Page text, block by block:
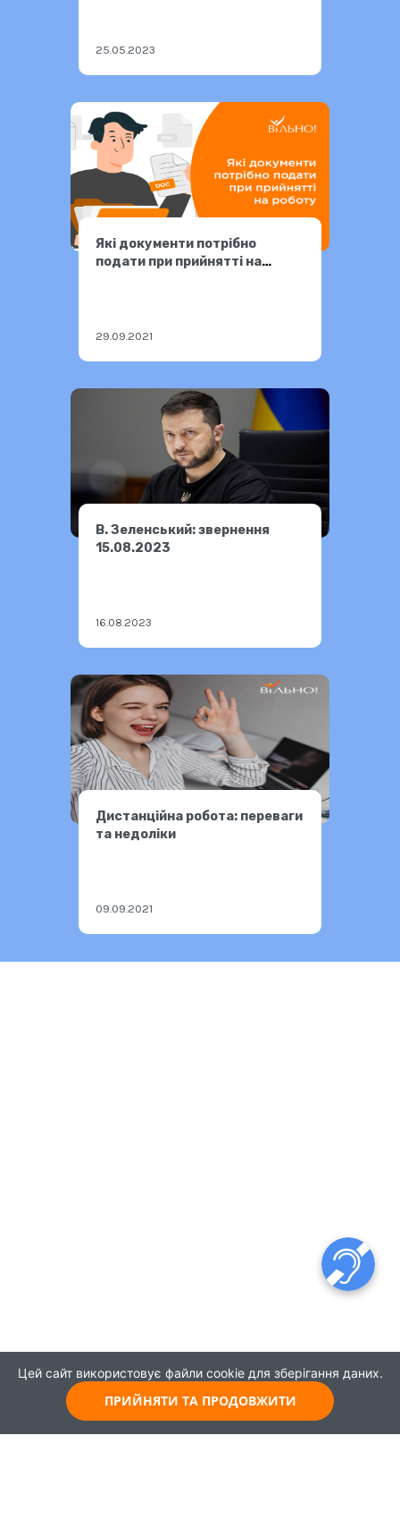
25.05.2023
Які документи потрібно
подати при прийнятті на
29.09.2021
В. Зеленський: звернення
15.08.2023
16.08.2023
Дистанційна робота: переваги
та недоліки
09.09.2021
Цей сайт використовує файли cookie для зберігання даних.
ПРИЙНЯТИ ТА ПРОДОВЖИТИ